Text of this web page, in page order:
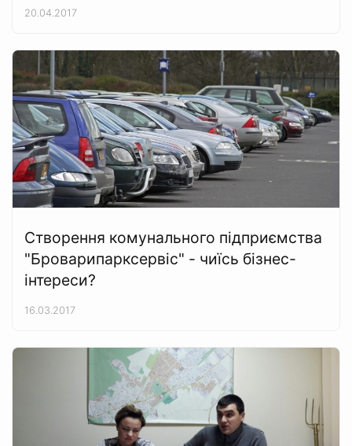
20.04.2017
Створення комунального підприємства
"Броварипарксервіс" - чиїсь бізнес-
інтереси?
16.03.2017